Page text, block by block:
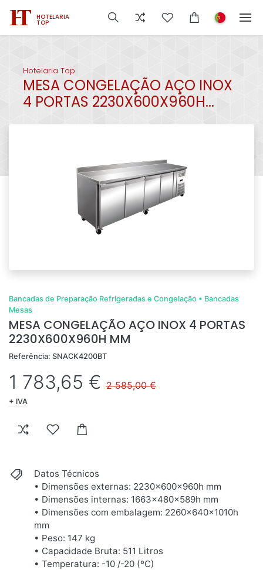
HOTELARIA
TOP
Hotelaria Top
MESA CONGELAÇÃO AÇO INOX
4 PORTAS 2230X600X960H...
Bancadas de Preparação Refrigeradas e Congelação • Bancadas
Mesas
MESA CONGELAÇÃO AÇO INOX 4 PORTAS
2230X600X960H MM
Referência: SNACK4200BT
1 783,65 € 2 585,00 €
+ IVA
Datos Técnicos
• Dimensões externas: 2230x600x960h mm
• Dimensões internas: 1663x480x589h mm
• Dimensões com embalagem: 2260x640x1010h
mm
• Peso: 147 kg
• Capacidade Bruta: 511 Litros
• Temperatura: -10 /-20 (ºC)